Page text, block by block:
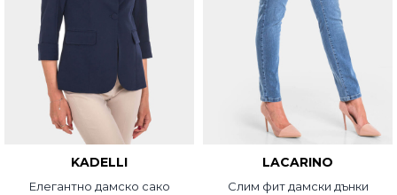
KADELLI
Елегантно дамско сако
LACARINO
Слим фит дамски дънки